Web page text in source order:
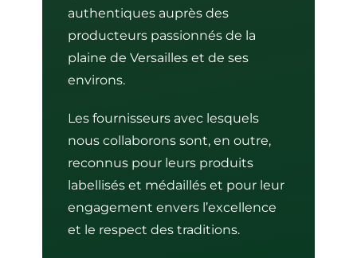
authentiques auprès des
producteurs passionnés de la
plaine de Versailles et de ses
environs.
Les fournisseurs avec lesquels
nous collaborons sont, en outre,
reconnus pour leurs produits
labellisés et médaillés et pour leur
engagement envers l’excellence
et le respect des traditions.